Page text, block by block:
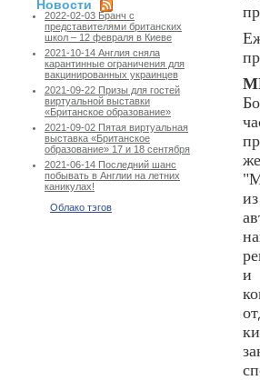
Новости
2022-02-03 Бранч с
представителями британских
школ – 12 февраля в Киеве
2021-10-14 Англия сняла
карантинные ограничения для
вакцинированных украинцев
2021-09-22 Призы для гостей
виртуальной выставки
«Британское образование»
2021-09-02 Пятая виртуальная
выставка «Британское
образование» 17 и 18 сентября
2021-06-14 Последний шанс
побывать в Англии на летних
каникулах!
Облако тэгов
и